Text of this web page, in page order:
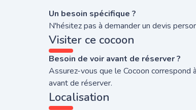
Un besoin spécifique ?
N'hésitez pas à demander un devis
Visiter ce cocoon
Besoin de voir avant de réserver ?
Assurez-vous que le Cocoon correspond
avant de réserver.
Localisation